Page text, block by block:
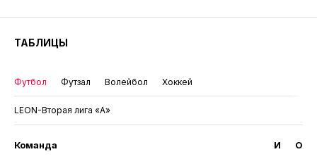
ТАБЛИЦЫ
Футбол Футзал Волейбол Хоккей
LEON-Вторая лига «А»
Команда И О